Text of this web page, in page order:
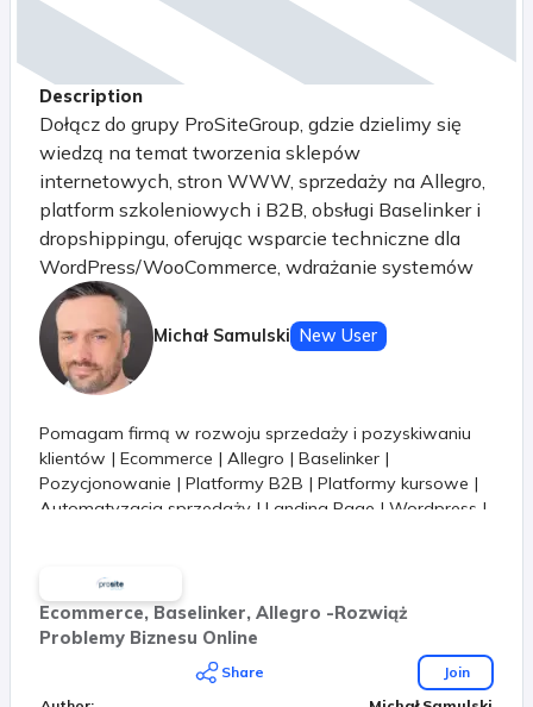
Description
Dołącz do grupy ProSiteGroup, gdzie dzielimy się
wiedzą na temat tworzenia sklepów
internetowych, stron WWW, sprzedaży na Allegro,
platform szkoleniowych i B2B, obsługi Baselinker i
dropshippingu, oferując wsparcie techniczne dla
WordPress/WooCommerce, wdrażanie systemów
ERP oraz rozwój strategii marketingowych, by
pomóc Ci rozwinąć biznes w internecie z
ekspertami!. Skupimy się na rozwiązywaniu
realnych problemów, bez zbędnego gadania :)
Michał Samulski New User
Pomagam firmą w rozwoju sprzedaży i pozyskiwaniu
klientów | Ecommerce | Allegro | Baselinker |
Pozycjonowanie | Platformy B2B | Platformy kursowe |
Automatyzacja sprzedaży | Landing Page | Wordpress |
Ecommerce, Baselinker, Allegro -Rozwiąż
Problemy Biznesu Online
Share
Join